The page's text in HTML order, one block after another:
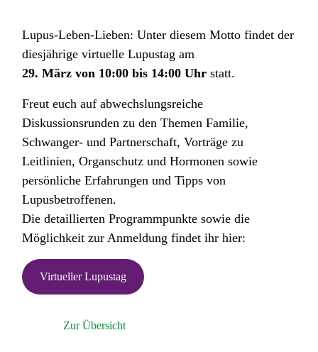
Lupus-Leben-Lieben: Unter diesem Motto findet der
diesjährige virtuelle Lupustag am
29. März von 10:00 bis 14:00 Uhr statt.
Freut euch auf abwechslungsreiche
Diskussionsrunden zu den Themen Familie,
Schwanger- und Partnerschaft, Vorträge zu
Leitlinien, Organschutz und Hormonen sowie
persönliche Erfahrungen und Tipps von
Lupusbetroffenen.
Die detaillierten Programmpunkte sowie die
Möglichkeit zur Anmeldung findet ihr hier:
Virtueller Lupustag
Zur Übersicht